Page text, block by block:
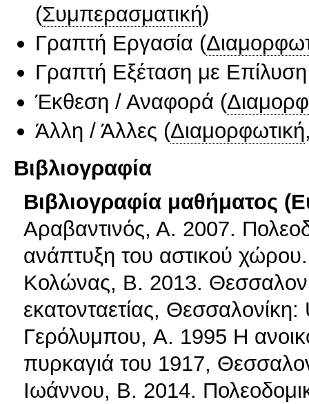
(Συμπερασματική)
Γραπτή Εργασία (
Γραπτή Εξέταση με
Έκθεση / Αναφορά (
Άλλη / Άλλες (Διαμορφωτική
Βιβλιογραφία
Βιβλιογραφία μαθήματος
Αραβαντινός, Α. 2007.
ανάπτυξη του αστικού
Κολώνας, Β. 2013.
εκατονταετίας,
Γερόλυμπου, A. 1995 Η
πυρκαγιά του 1917,
Ιωάννου, Β. 2014.